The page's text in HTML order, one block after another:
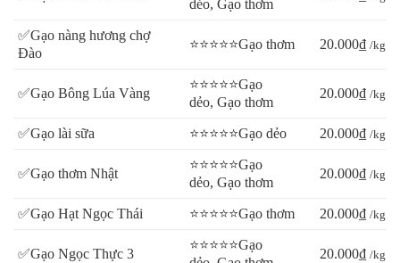
dẻo, Gạo thơm
✅Gạo nàng hương chợ
Đào
⭐⭐⭐⭐⭐Gạo thơm 20.000₫ /kg
✅Gạo Bông Lúa Vàng
⭐⭐⭐⭐⭐Gạo
dẻo, Gạo thơm
20.000₫ /kg
✅Gạo lài sữa ⭐⭐⭐⭐⭐Gạo dẻo 20.000₫ /kg
✅Gạo thơm Nhật
⭐⭐⭐⭐⭐Gạo
dẻo, Gạo thơm
20.000₫ /kg
✅Gạo Hạt Ngọc Thái ⭐⭐⭐⭐⭐Gạo thơm 20.000₫ /kg
✅Gạo Ngọc Thực 3
⭐⭐⭐⭐⭐Gạo
20.000₫ /kg